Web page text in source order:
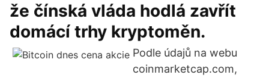
že čínská vláda hodlá zavřít
domácí trhy kryptoměn.
Podle údajů na webu
coinmarketcap.com,